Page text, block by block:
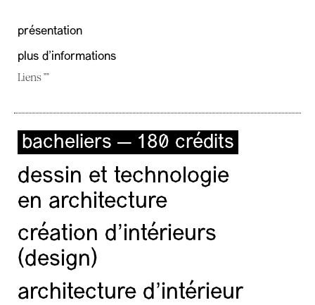
présentation
plus d'informations
Liens ""
bacheliers — 180 crédits
dessin et technologie
en architecture
création d'intérieurs
(design)
architecture d’intérieur